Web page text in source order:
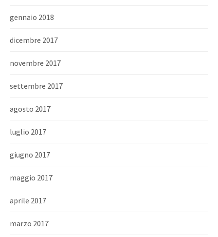
gennaio 2018
dicembre 2017
novembre 2017
settembre 2017
agosto 2017
luglio 2017
giugno 2017
maggio 2017
aprile 2017
marzo 2017